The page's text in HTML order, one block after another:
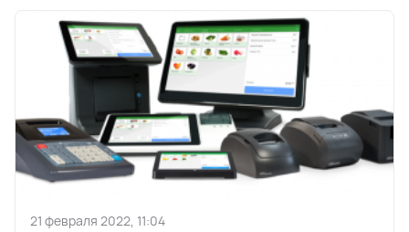
21 февраля 2022, 11:04